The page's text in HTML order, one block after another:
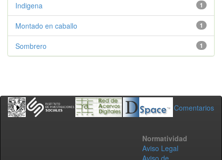
1
Indigena
1
Montado en caballo
1
Sombrero
Comentarios
Normatividad
Aviso Legal
Aviso de